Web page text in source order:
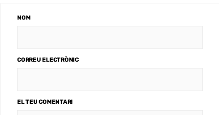
NOM
CORREU ELECTRÒNIC
EL TEU COMENTARI